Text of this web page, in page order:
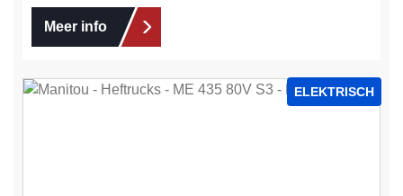
Meer info
ELEKTRISCH